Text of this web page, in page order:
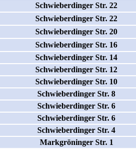
Schwieberdinger Str. 22
Schwieberdinger Str. 22
Schwieberdinger Str. 20
Schwieberdinger Str. 16
Schwieberdinger Str. 14
Schwieberdinger Str. 12
Schwieberdinger Str. 10
Schwieberdinger Str. 8
Schwieberdinger Str. 6
Schwieberdinger Str. 6
Schwieberdinger Str. 4
Markgröninger Str. 1